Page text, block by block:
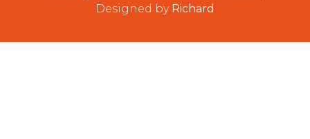
Designed by Richard